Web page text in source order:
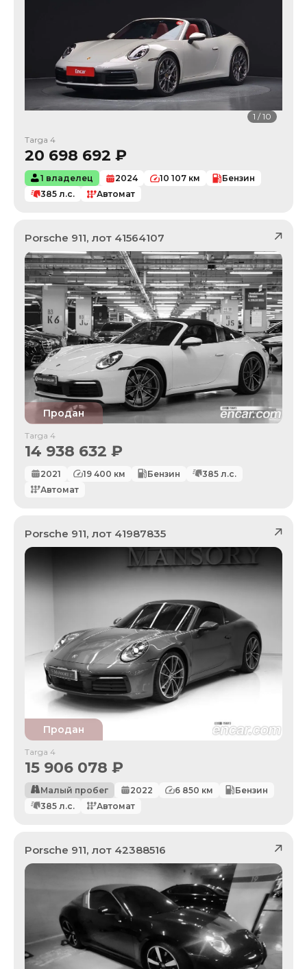
1 /10
Targa 4
20 698 692 ₽
1 владелец 2024 10 107 км
Бензин
385 л.с. Автомат
Porsche 911, лот 41564107
Продан
Targa 4
14 938 632 ₽
2021 19 400 км Бензин 385 л.с.
Автомат
Porsche 911, лот 41987835
Продан
Targa 4
15 906 078 ₽
Малый пробег 2022 6 850 км
Бензин
385 л.с. Автомат
Porsche 911, лот 42388516